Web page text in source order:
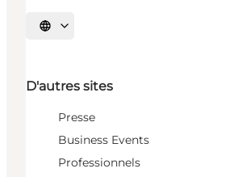
Choisissez la langue
D'autres sites
Presse
Business Events
Professionnels